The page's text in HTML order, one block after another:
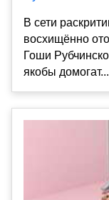
В сети
восхищённо
Гоши
якобы домогат...